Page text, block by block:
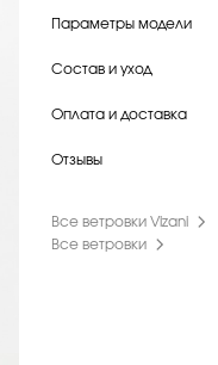
Параметры модели
Состав и уход
Оплата и доставка
Отзывы
Все ветровки Vizani
Все ветровки